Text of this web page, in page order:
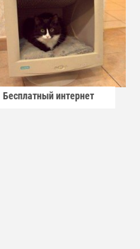
Бесплатный интернет